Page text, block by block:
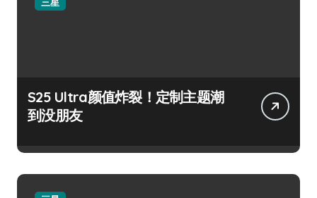
S25 Ultra颜值炸裂！定制主题潮
到没朋友